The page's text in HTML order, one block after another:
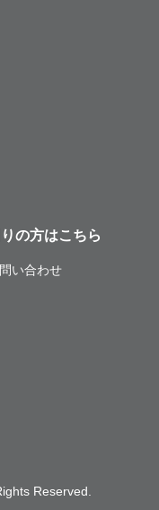
の方はこちら
い合わせ
Reserved.